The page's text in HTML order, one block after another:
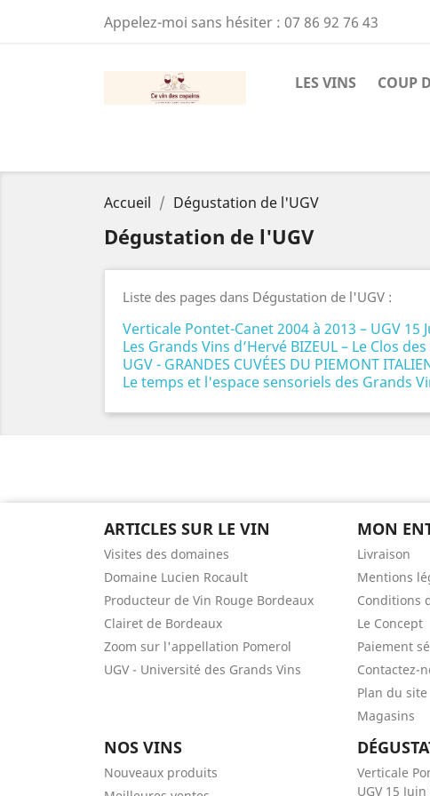
Appelez-moi sans hésiter : 07 86 92 76 43
LES VINS COUP
Accueil Dégustation de l'UGV
Dégustation de l'UGV
Liste des pages dans Dégustation de l'UGV :
Verticale Pontet-Canet 2004 à 2013 – UGV 15
Les Grands Vins d’Hervé BIZEUL – Le Clos
UGV - GRANDES CUVÉES DU PIEMONT
Le temps et l'espace sensoriels des Grands
ARTICLES SUR LE VIN
Visites des domaines
Domaine Lucien Rocault
Producteur de Vin Rouge Bordeaux
Clairet de Bordeaux
Zoom sur l'appellation Pomerol
UGV - Université des Grands Vins
MON
Livraison
Mentions
Conditions
Le Concept
Paiement
Contactez-
Plan du site
Magasins
NOS VINS
Nouveaux produits
Verticale
UGV 15